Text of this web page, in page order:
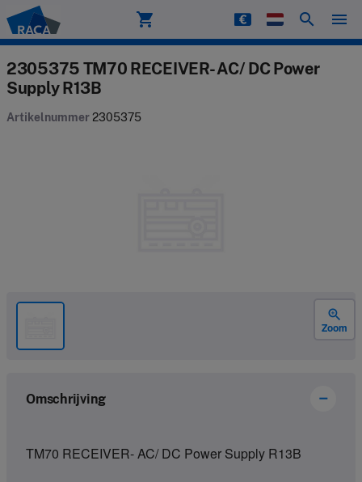
Raca shopping_cart search menu
2305375 TM70 RECEIVER- AC/ DC Power
Supply R13B
Artikelnummer 2305375
zoom_in
Zoom
Omschrijving
TM70 RECEIVER- AC/ DC Power Supply R13B